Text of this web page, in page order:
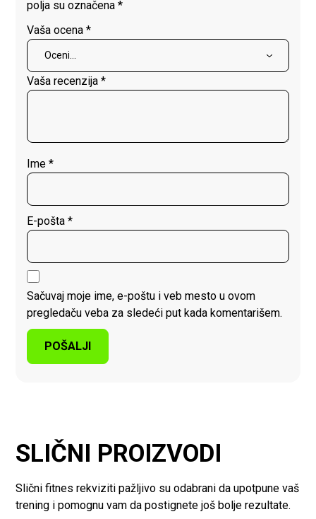
polja su označena*
Vaša ocena*
Vaša recenzija*
Ime*
E-pošta*
Sačuvaj moje ime, e-poštu i veb mesto u ovom
pregledaču veba za sledeći put kada komentarišem.
SLIČNI PROIZVODI
Slični fitnes rekviziti pažljivo su odabrani da upotpune vaš
trening i pomognu vam da postignete još bolje rezultate.